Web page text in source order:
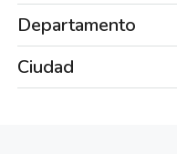
Departamento
Ciudad